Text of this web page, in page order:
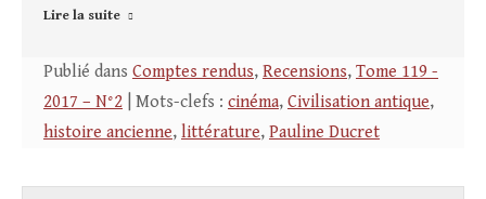
Lire la suite
Publié dans Comptes rendus, Recensions, Tome 119 -
2017 – N°2 | Mots-clefs : cinéma, Civilisation antique,
histoire ancienne, littérature, Pauline Ducret